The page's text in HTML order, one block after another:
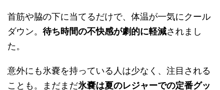
首筋や脇の下に当てるだけで、体温が一気にクール
ダウン。 待ち時間の不快感が劇的に軽減されまし
た。
意外にも氷嚢を持っている人は少なく、注目される
ことも。まだまだ氷嚢は夏のレジャーでの定番グッ